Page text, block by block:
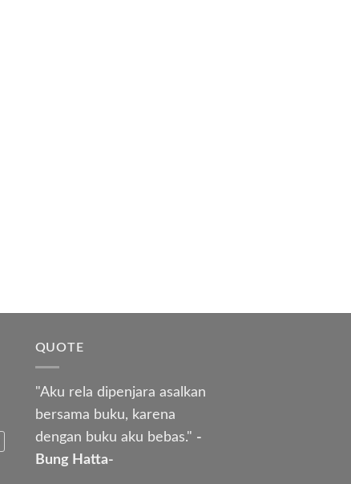
QUOTE
"Aku rela dipenjara asalkan
bersama buku, karena
dengan buku aku bebas." -
Bung Hatta-